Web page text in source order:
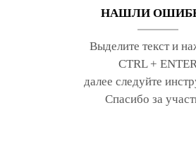
НАШЛИ
Выделите текст и
CTRL +
далее следуйте
Спасибо за